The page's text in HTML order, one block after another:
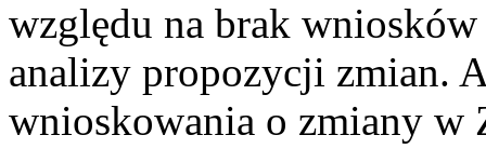
względu na brak
analizy propozycji zmian.
wnioskowania o zmiany w